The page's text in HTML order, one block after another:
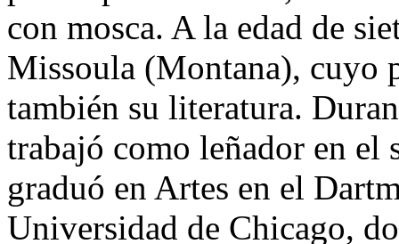
con mosca. A la edad de
Missoula (Montana), cuyo
también su literatura.
trabajó como leñador en el
graduó en Artes en el
Universidad de Chicago,